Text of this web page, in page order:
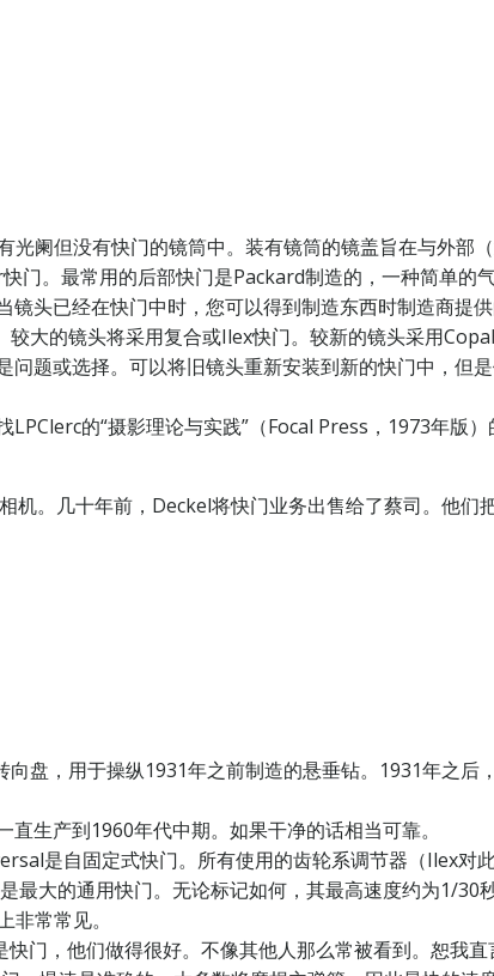
阑但没有快门的镜筒中。装有镜筒的镜盖旨在与外部
门。最常用的后部快门是Packard制造的，一种简单的
头已经在快门中时，您可以得到制造东西时制造商提
大的镜头将采用复合或Ilex快门。较新的镜头采用
题或选择。可以将旧镜头重新安装到新的快门中，但
的“摄影理论与实践”（Focal Press，1973年版
机。几十年前，Deckel将快门业务出售给了蔡司。他
盘，用于操纵1931年之前制造的悬垂钻。1931年之后
生产到1960年代中期。如果干净的话相当可靠。
是自固定式快门。所有使用的齿轮系调节器（Ilex对
大的通用快门。无论标记如何，其最高速度约为1/30
常常见。
门，他们做得很好。不像其他人那么常被看到。恕我直